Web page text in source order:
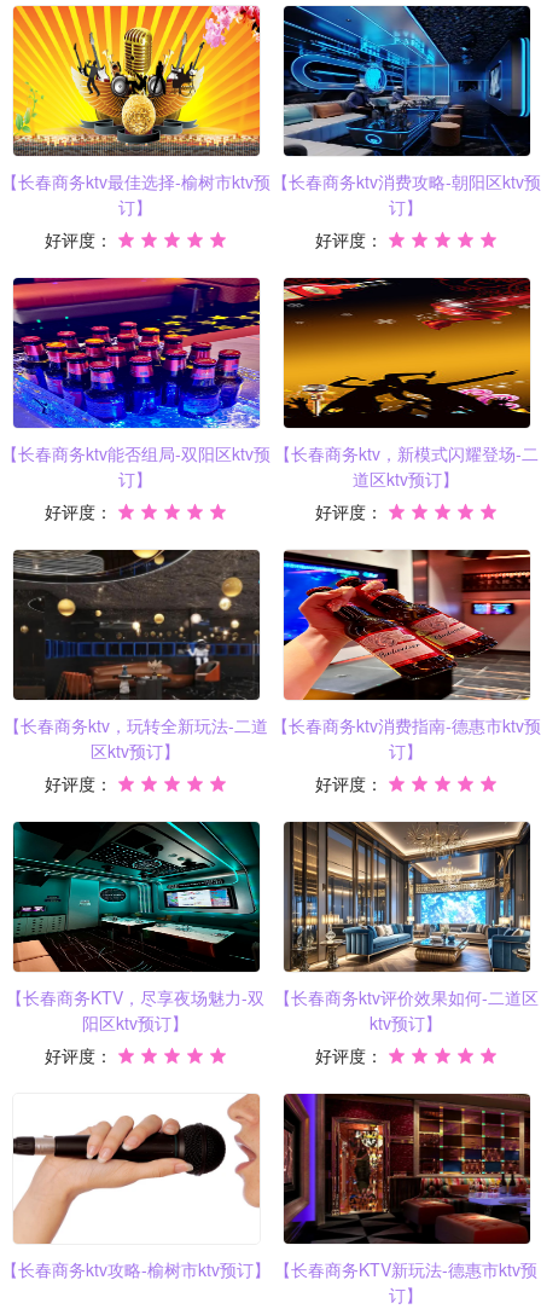
【长春商务ktv最佳选择-榆树市ktv预
订】
好评度：
【长春商务ktv消费攻略-朝阳区ktv预
订】
好评度：
【长春商务ktv能否组局-双阳区ktv预
订】
好评度：
【长春商务ktv，新模式闪耀登场-二
道区ktv预订】
好评度：
【长春商务ktv，玩转全新玩法-二道
区ktv预订】
好评度：
【长春商务ktv消费指南-德惠市ktv预
订】
好评度：
【长春商务KTV，尽享夜场魅力-双
阳区ktv预订】
好评度：
【长春商务ktv评价效果如何-二道区
ktv预订】
好评度：
【长春商务ktv攻略-榆树市ktv预订】
【长春商务KTV新玩法-德惠市ktv预
订】